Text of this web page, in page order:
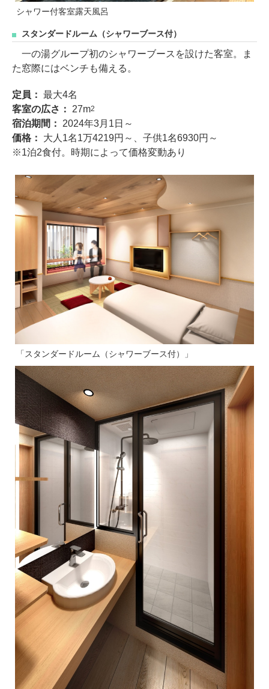
シャワー付客室露天風呂
スタンダードルーム（シャワーブース付）
一の湯グループ初のシャワーブースを設けた客室。ま
た窓際にはベンチも備える。
定員： 最大4名
客室の広さ： 27m2
宿泊期間： 2024年3月1日～
価格： 大人1名1万4219円～、子供1名6930円～
※1泊2食付。時期によって価格変動あり
「スタンダードルーム（シャワーブース付）」